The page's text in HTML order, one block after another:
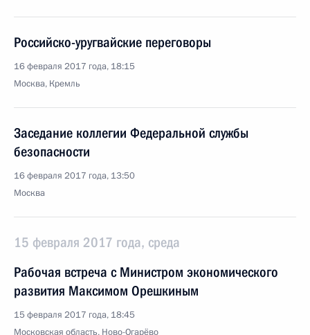
Российско-уругвайские переговоры
16 февраля 2017 года, 18:15
Москва, Кремль
Заседание коллегии Федеральной службы
безопасности
16 февраля 2017 года, 13:50
Москва
15 февраля 2017 года, среда
Рабочая встреча с Министром экономического
развития Максимом Орешкиным
15 февраля 2017 года, 18:45
Московская область, Ново-Огарёво